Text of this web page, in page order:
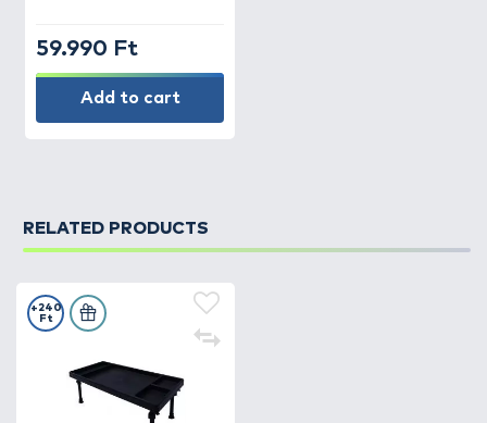
59.990 Ft
Add to cart
RELATED PRODUCTS
+240
Ft